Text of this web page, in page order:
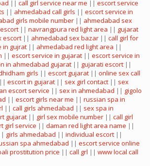
|| call girl service near me || escort service
|| ahmedabad call girls || escort service in
girls mobile number || ahmedabad sex
|| navrangpura red light area || gujarat
escort || ahmedabad sex bazar || call girl for
in gujrat || ahmedabad red light area ||
|| escort service in gujarat || escort service in
in ahmedabad gujarat || gujarati escort ||
girls || escort gujarat || online sex call
|| escort in gujarat || sex girl contact || sex
escort service || sex in ahmedabad || gigolo
|| escort girls near me || russian spa in
|| call girls ahmedabad || sex spa in
gujarat || girl sex mobile number || call girl
girl service || daman red light area name ||
girls ahmedabad || individual escort ||
spa ahmedabad || escort service online
prostitution price || call grl || www local call